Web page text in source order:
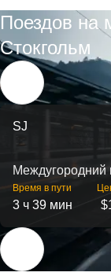
Поездов на
Стокгольм
SJ
Междугородний
Время в пути
3 ч 39 мин